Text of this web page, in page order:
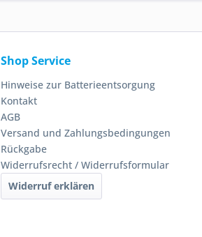
Shop Service
Hinweise zur Batterieentsorgung
Kontakt
AGB
Versand und Zahlungsbedingungen
Rückgabe
Widerrufsrecht / Widerrufsformular
Widerruf erklären